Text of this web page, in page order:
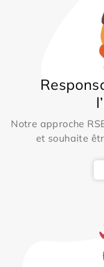
Notre approche
et souhaite